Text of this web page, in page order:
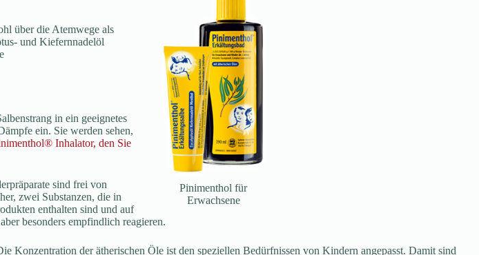
Pinimenthol für
Erwachsene
über die Atemwege als
und Kiefernnadelöl
in ein geeignetes
ein. Sie werden sehen,
Inhalator, den Sie
sind frei von
zwei Substanzen, die in
enthalten sind und auf
besonders empfindlich reagieren.
Konzentration der ätherischen Öle ist den speziellen Bedürfnissen von Kindern angepasst. Damit sind